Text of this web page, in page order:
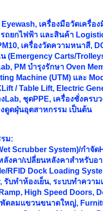
เครื่องมือวัดเครื่อ
ถยกไฟฟ้า และสินค้า
เครื่องวัดความหนาสี,
(Emergency Carts/
PM บำรุงรักษา Oven
Machine (UTM) และ
/ Table Lift, Electric
Lab, ชุดPPE, เครื่องชั่งครบ
ดูดฝุ่นอุตสาหกรรม เป็นต้น
ม:
Scrubber System)/กำจัด
งคา/เปลี่ยนหลังคาสำหรับอ
RFID Dock Loading
รับทำห้องเย็น, ระบบทำความ
High Speed Doors,
ดลมแขวนขนาดใหญ่,